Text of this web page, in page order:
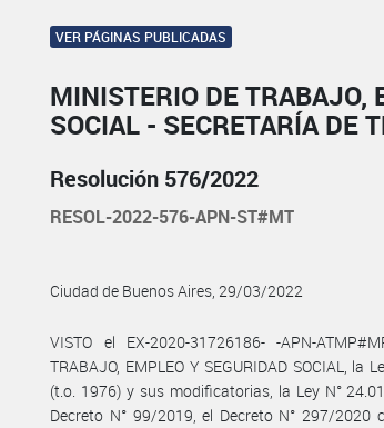
VER PÁGINAS PUBLICADAS
MINISTERIO DE TRABAJO,
SOCIAL - SECRETARÍA DE
Resolución 576/2022
RESOL-2022-576-APN-ST#MT
Ciudad de Buenos Aires, 29/03/2022
VISTO el EX-2020-31726186- -APN-
TRABAJO, EMPLEO Y SEGURIDAD SOCIAL, la
(t.o. 1976) y sus modificatorias, la Ley N°
Decreto N° 99/2019, el Decreto N° 297/